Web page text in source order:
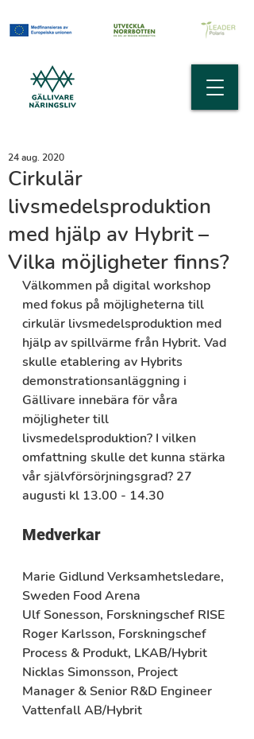
Cirkulär
livsmedelsproduktion
med hjälp av Hybrit –
Vilka möjligheter finns?
24 aug. 2020
Välkommen på digital workshop
med fokus på möjligheterna till
cirkulär livsmedelsproduktion med
hjälp av spillvärme från Hybrit. Vad
skulle etablering av Hybrits
demonstrationsanläggning i
Gällivare innebära för våra
möjligheter till
livsmedelsproduktion? I vilken
omfattning skulle det kunna stärka
vår självförsörjningsgrad? 27
augusti kl 13.00 - 14.30
Medverkar
Marie Gidlund Verksamhetsledare,
Sweden Food Arena
Ulf Sonesson, Forskningschef RISE
Roger Karlsson, Forskningschef
Process & Produkt, LKAB/Hybrit
Nicklas Simonsson, Project
Manager & Senior R&D Engineer
Vattenfall AB/Hybrit